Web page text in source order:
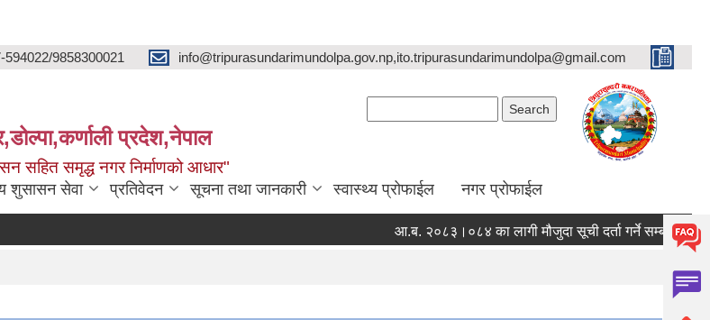
594022/9858300021 info@tripurasundarimundolpa.gov.np,ito.tripurasundarimundolpa@gmail.com
प्रदेश,नेपाल
सहित समृद्ध नगर निर्माणको आधार"
शुसासन सेवा प्रतिवेदन सूचना तथा जानकारी स्वास्थ्य प्रोफाईल नगर प्रोफाईल
आ.ब. २०८३।०८४ का लागी मौजुदा सूची दर्ता गर्ने सम्बन्धी सूचना ।